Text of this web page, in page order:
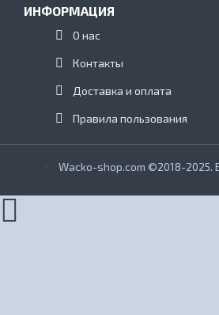
ИНФОРМАЦИЯ
О нас
Контакты
Доставка и оплата
Правила пользования
Wacko-shop.com ©2018-